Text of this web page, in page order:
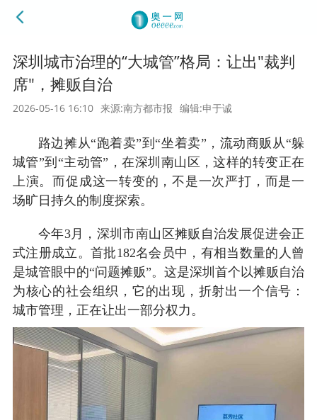
深圳城市治理的“大城管”格局：让出"裁判
席"，摊贩自治
2026-05-16 16:10 来源:南方都市报 编辑:申于诚
路边摊从“跑着卖”到“坐着卖”，流动商贩从“躲
城管”到“主动管”，在深圳南山区，这样的转变正在
上演。而促成这一转变的，不是一次严打，而是一
场旷日持久的制度探索。
今年3月，深圳市南山区摊贩自治发展促进会正
式注册成立。首批182名会员中，有相当数量的人曾
是城管眼中的“问题摊贩”。这是深圳首个以摊贩自治
为核心的社会组织，它的出现，折射出一个信号：
城市管理，正在让出一部分权力。